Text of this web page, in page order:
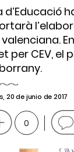
d’Educació
per CEV, el
20 de junio de 2017
0